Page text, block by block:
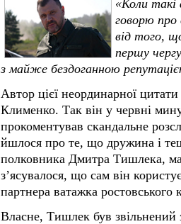
«Коли
говорю
від того,
першу
з майже бездоганною
Автор цієї неординарної
Клименко. Так він у червні
прокоментував скандальне
йшлося про те, що дружина і
полковника Дмитра Тишлека,
з’ясувалося, що сам він
партнера ватажка ростовського
Власне, Тишлек був звільнений